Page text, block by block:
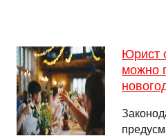
Юрист
можно